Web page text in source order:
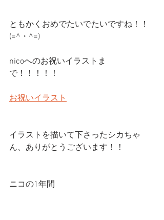
ともかくおめでたいでたいですね！！
(=^・^=)
nicoへのお祝いイラストま
で！！！！！
お祝いイラスト
イラストを描いて下さったシカちゃ
ん、ありがとうございます！！
ニコの1年間